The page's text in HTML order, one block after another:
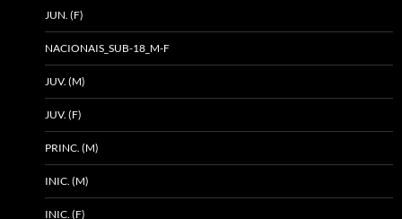
JUN. (F)
NACIONAIS_SUB-18_M-F
JUV. (M)
JUV. (F)
PRINC. (M)
INIC. (M)
INIC. (F)